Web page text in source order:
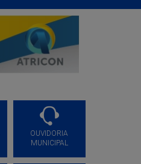
OUVIDORIA
MUNICIPAL